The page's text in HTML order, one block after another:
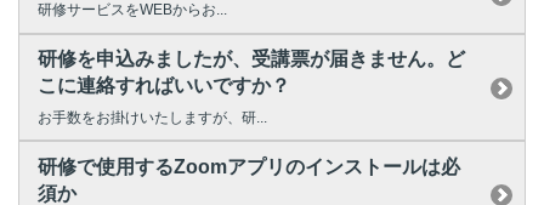
研修サービスをWEBからお...
研修を申込みましたが、受講票が届きません。ど
こに連絡すればいいですか？
お手数をお掛けいたしますが、研...
研修で使用するZoomアプリのインストールは必
須か